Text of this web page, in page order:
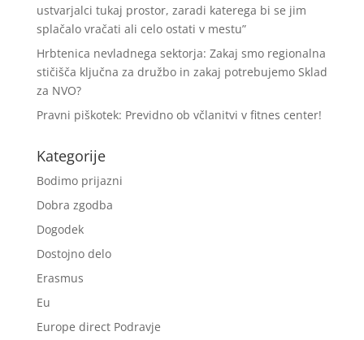
ustvarjalci tukaj prostor, zaradi katerega bi se jim
splačalo vračati ali celo ostati v mestu”
Hrbtenica nevladnega sektorja: Zakaj smo regionalna
stičišča ključna za družbo in zakaj potrebujemo Sklad
za NVO?
Pravni piškotek: Previdno ob včlanitvi v fitnes center!
Kategorije
Bodimo prijazni
Dobra zgodba
Dogodek
Dostojno delo
Erasmus
Eu
Europe direct Podravje